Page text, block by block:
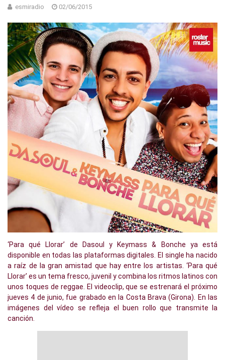
esmiradio 02/06/2015
‘Para qué Llorar’ de Dasoul y Keymass & Bonche ya está
disponible en todas las plataformas digitales. El single ha nacido
a raíz de la gran amistad que hay entre los artistas. ‘Para qué
Llorar’ es un tema fresco, juvenil y combina los ritmos latinos con
unos toques de reggae. El videoclip, que se estrenará el próximo
jueves 4 de junio, fue grabado en la Costa Brava (Girona). En las
imágenes del vídeo se refleja el buen rollo que transmite la
canción.